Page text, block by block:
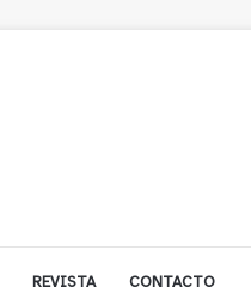
REVISTA CONTACTO